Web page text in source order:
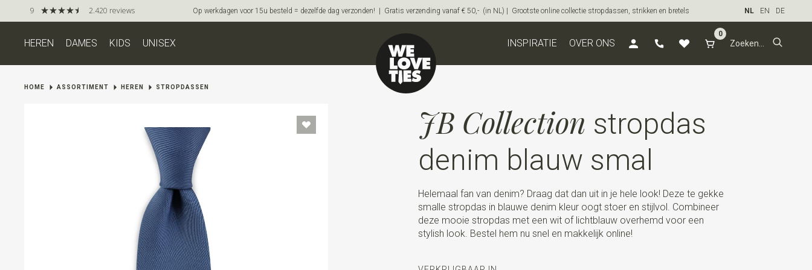
9 2.420 reviews Op werkdagen voor 15u besteld = dezelfde dag verzonden! | Gratis verzending vanaf € 50,- (in NL) | Grootste online collectie stropdassen, strikken en bretels NL EN DE
HEREN DAMES KIDS UNISEX INSPIRATIE OVER ONS
0
HOME ASSORTIMENT HEREN STROPDASSEN
JB Collection stropdas
denim blauw smal
Helemaal fan van denim? Draag dat dan uit in je hele look! Deze te gekke
smalle stropdas in blauwe denim kleur oogt stoer en stijlvol. Combineer
deze mooie stropdas met een wit of lichtblauw overhemd voor een
stylish look. Bestel hem nu snel en makkelijk online!